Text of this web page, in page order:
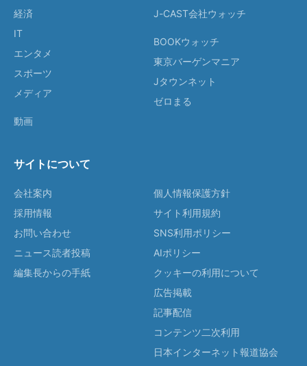
経済
IT
エンタメ
スポーツ
メディア
動画
J-CAST会社ウォッチ
BOOKウォッチ
東京バーゲンマニア
Jタウンネット
ゼロまる
サイトについて
会社案内
採用情報
お問い合わせ
ニュース読者投稿
編集長からの手紙
個人情報保護方針
サイト利用規約
SNS利用ポリシー
AIポリシー
クッキーの利用について
広告掲載
記事配信
コンテンツ二次利用
日本インターネット報道協会